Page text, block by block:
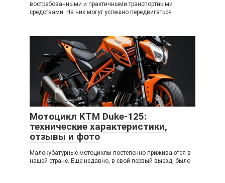
востребованными и практичными транспортными
средствами. На них могут успешно передвигаться
Мотоцикл KTM Duke-125:
технические характеристики,
отзывы и фото
Малокубатурные мотоциклы постепенно приживаются в
нашей стране. Еще недавно, в свой первый выезд, было